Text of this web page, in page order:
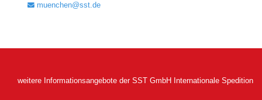
muenchen@sst.de
weitere Informationsangebote der SST GmbH Internationale Spedition